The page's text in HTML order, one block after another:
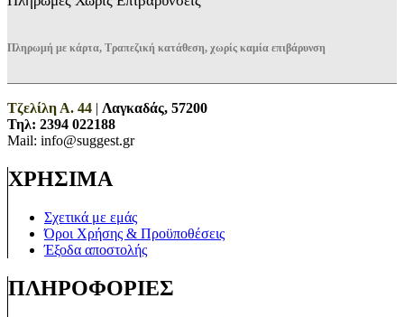
Πληρωμή με κάρτα, Τραπεζική κατάθεση, χωρίς καμία επιβάρυνση
Τζελίλη Α. 44 | Λαγκαδάς, 57200
Τηλ: 2394 022188
Mail: info@suggest.gr
ΧΡΗΣΙΜΑ
Σχετικά με εμάς
Όροι Χρήσης & Προϋποθέσεις
Έξοδα αποστολής
ΠΛΗΡΟΦΟΡΙΕΣ